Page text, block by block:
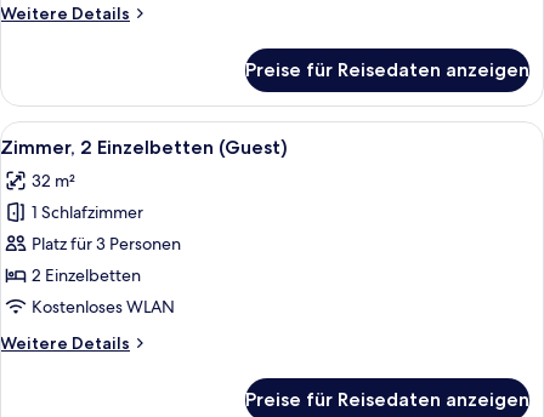
auf
anzeigen
Weitere Details
Weitere
Suite,
1 King-
Bett,
auf
den
Golfplatz
Preise für Reisedaten anzeigen
Alle
Fotos
für
Zimmer,
2 Einzelbetten
(Guest)
anzeigen
Ein Hotelzimmer mit zwei Betten,
7
Zimmer, 2 Einzelbetten (Guest)
32 m²
1 Schlafzimmer
Platz für 3 Personen
2 Einzelbetten
Kostenloses WLAN
Weitere Details
Weitere
Preise für Reisedaten anzeigen